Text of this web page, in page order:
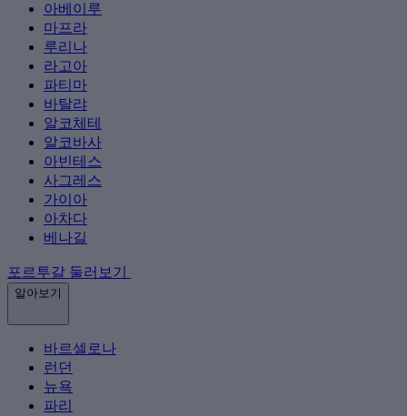
아베이루
마프라
루리나
라고아
파티마
바탈랴
알코체테
알코바사
아빈테스
사그레스
가이아
아차다
베나길
포르투갈 둘러보기
알아보기
바르셀로나
런던
뉴욕
파리